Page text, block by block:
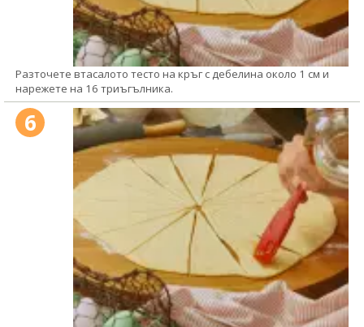
Разточете втасалото тесто на кръг с дебелина около 1 см и
нарежете на 16 триъгълника.
6